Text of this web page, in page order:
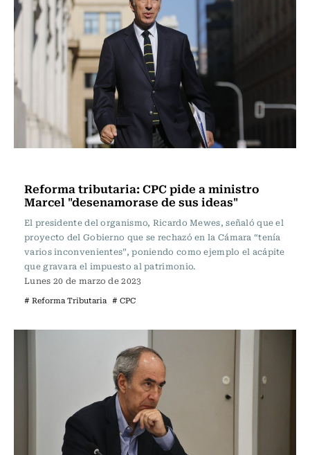
Reforma tributaria: CPC pide a ministro
Marcel "desenamorase de sus ideas"
El presidente del organismo, Ricardo Mewes, señaló que el
proyecto del Gobierno que se rechazó en la Cámara “tenía
varios inconvenientes”, poniendo como ejemplo el acápite
que gravara el impuesto al patrimonio.
Lunes 20 de marzo de 2023
# Reforma Tributaria # CPC